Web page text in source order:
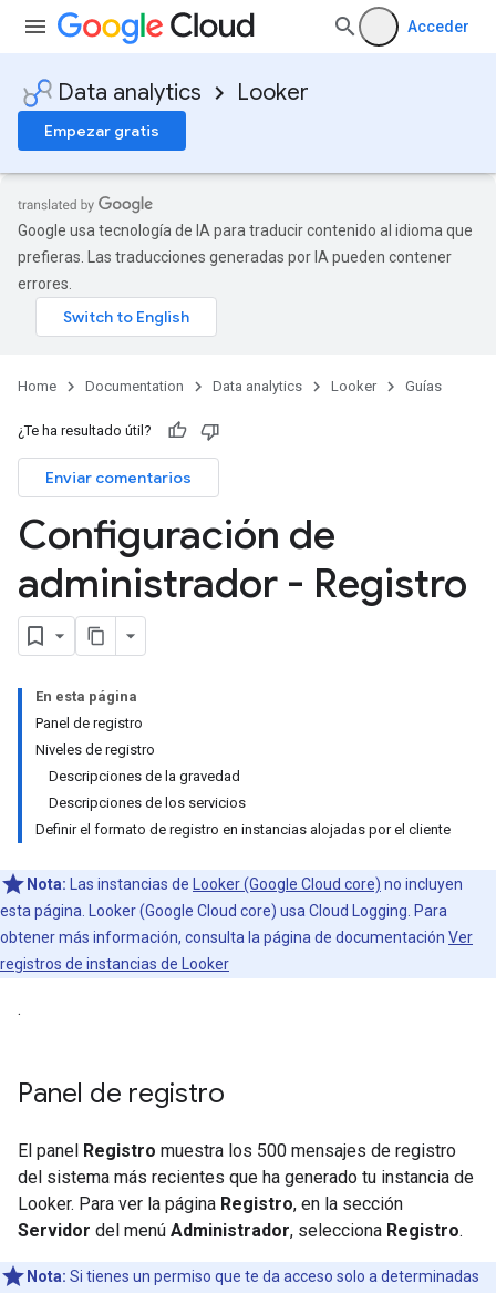
Acceder
Data analytics Looker
Empezar gratis
Google usa tecnología de IA para traducir contenido al idioma que
prefieras. Las traducciones generadas por IA pueden contener
errores.
Home Documentation Data analytics Looker Guías
¿Te ha resultado útil?
Enviar comentarios
Configuración de
administrador - Registro
En esta página
Panel de registro
Niveles de registro
Descripciones de la gravedad
Descripciones de los servicios
Definir el formato de registro en instancias alojadas por el cliente
Nota: Las instancias de Looker (Google Cloud core) no incluyen
esta página. Looker (Google Cloud core) usa Cloud Logging. Para
obtener más información, consulta la página de documentación Ver
registros de instancias de Looker
.
Panel de registro
El panel Registro muestra los 500 mensajes de registro
del sistema más recientes que ha generado tu instancia de
Looker. Para ver la página Registro, en la sección
Servidor del menú Administrador, selecciona Registro.
Nota: Si tienes un permiso que te da acceso solo a determinadas